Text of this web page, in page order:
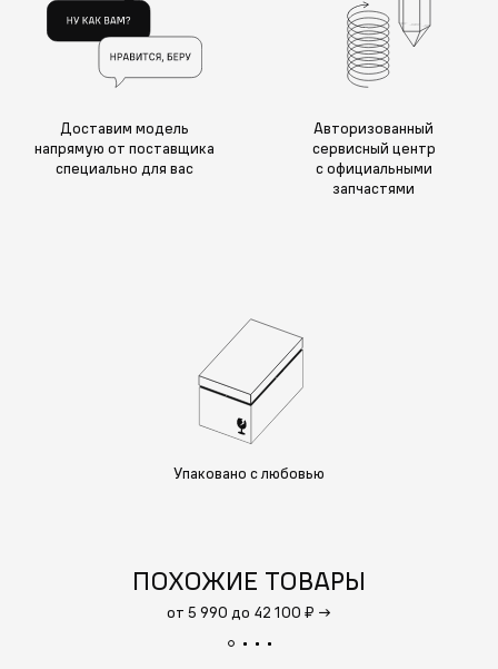
Доставим модель
напрямую от поставщика
специально для вас
Авторизованный
сервисный центр
с официальными
запчастями
Упаковано с любовью
ПОХОЖИЕ ТОВАРЫ
от 5 990 до 42 100 ₽ →